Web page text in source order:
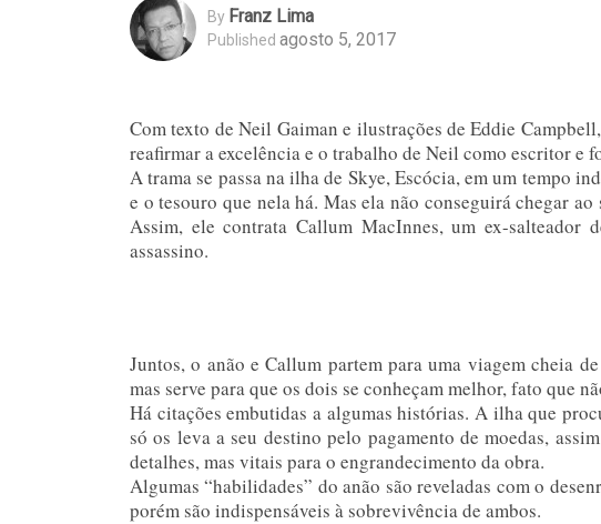
By Franz Lima
Published agosto 5, 2017
Com texto de Neil Gaiman e ilustrações de Eddie
reafirmar a excelência e o trabalho de Neil como escritor e
A trama se passa na ilha de Skye, Escócia, em um tempo
e o tesouro que nela há. Mas ela não conseguirá chegar
Assim, ele contrata Callum MacInnes, um ex-salteador
assassino.
Juntos, o anão e Callum partem para uma viagem cheia
mas serve para que os dois se conheçam melhor, fato que
Há citações embutidas a algumas histórias. A ilha que
só os leva a seu destino pelo pagamento de moedas,
detalhes, mas vitais para o engrandecimento da obra.
Algumas “habilidades” do anão são reveladas com o
porém são indispensáveis à sobrevivência de ambos.